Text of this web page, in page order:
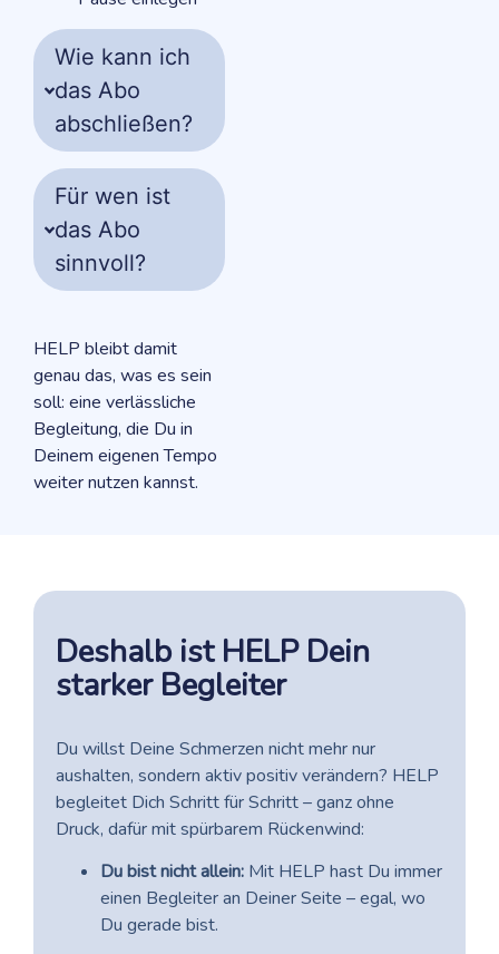
Wie kann ich
das Abo
abschließen?
Für wen ist
das Abo
sinnvoll?
HELP bleibt damit
genau das, was es sein
soll: eine verlässliche
Begleitung, die Du in
Deinem eigenen Tempo
weiter nutzen kannst.
Deshalb ist HELP Dein
starker Begleiter
Du willst Deine Schmerzen nicht mehr nur
aushalten, sondern aktiv positiv verändern? HELP
begleitet Dich Schritt für Schritt – ganz ohne
Druck, dafür mit spürbarem Rückenwind:
Du bist nicht allein: Mit HELP hast Du immer
einen Begleiter an Deiner Seite – egal, wo
Du gerade bist.